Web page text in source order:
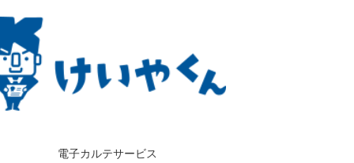
電子カルテサービス